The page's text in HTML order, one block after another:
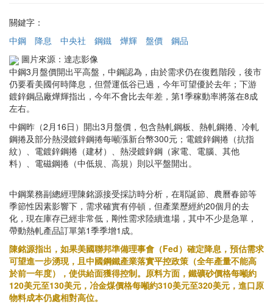
關鍵字：
中鋼
降息 中央社 鋼鐵 燁輝 盤價
鋼品
圖片來源：達志影像
中鋼3月盤價開出平高盤，中鋼認為，由於需求仍在復甦階段，後市
仍要看美國何時降息，但營運低谷已過，今年可望優於去年；下游
鍍鋅鋼品廠燁輝指出，今年不會比去年差，第1季稼動率將落在8成
左右。
中鋼昨（2月16日）開出3月盤價，包含熱軋鋼板、熱軋鋼捲、冷軋
鋼捲及部分熱浸鍍鋅鋼捲每噸漲新台幣300元；電鍍鋅鋼捲（抗指
紋）、電鍍鋅鋼捲（建材）、熱浸鍍鋅鋼（家電、電腦、其他
料）、電磁鋼捲（中低規、高規）則以平盤開出。
中鋼業務副總經理陳銘源接受採訪時分析，在耶誕節、農曆春節等
季節性因素影響下，需求確實有停頓，但產業歷經約20個月的去
化，現在庫存已經非常低，剛性需求陸續進場，其中不少是急單，
帶動熱軋產品訂單第1季季增1成。
陳銘源指出，如果美國聯邦準備理事會（Fed）確定降息，預估需求
可望進一步湧現，且中國鋼鐵產業落實平控政策（全年產量不能高
於前一年度），使供給面獲得控制。原料方面，鐵礦砂價格每噸約
120美元至130美元，冶金煤價格每噸約310美元至320美元，進口原
物料成本仍處相對高位。